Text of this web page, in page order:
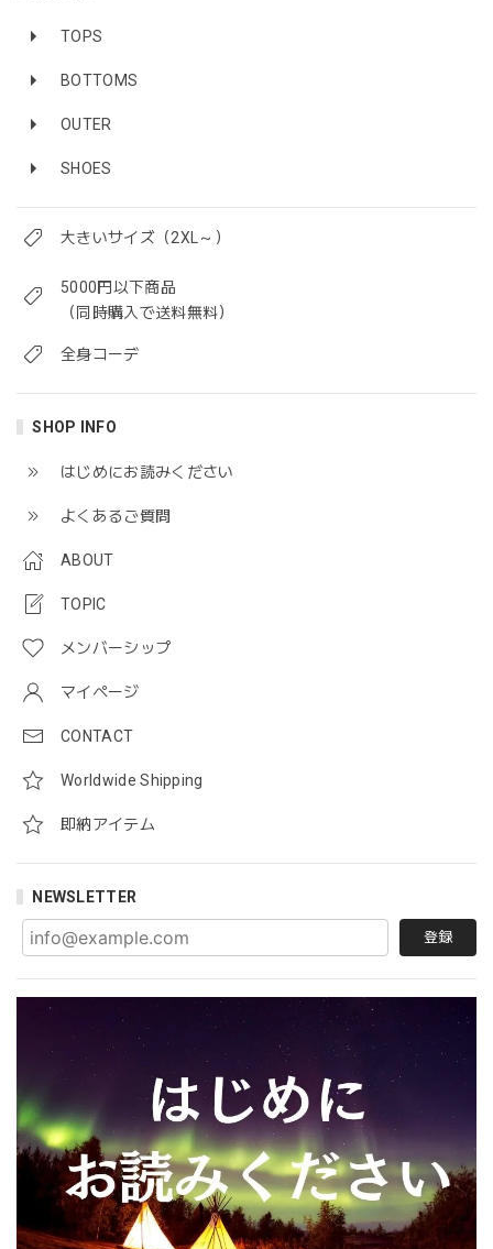
TOPS
BOTTOMS
OUTER
SHOES
大きいサイズ（2XL～）
5000円以下商品
（同時購入で送料無料）
全身コーデ
SHOP INFO
はじめにお読みください
よくあるご質問
ABOUT
TOPIC
メンバーシップ
マイページ
CONTACT
Worldwide Shipping
即納アイテム
NEWSLETTER
登録